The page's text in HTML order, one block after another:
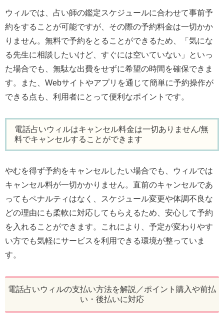
ウィルでは、占い師の鑑定スケジュールに合わせて事前予
約をすることが可能ですが、その際の予約料金は一切かか
りません。無料で予約をとることができるため、「気にな
る先生に相談したいけど、すぐには空いていない」といっ
た場合でも、無駄な出費をせずに希望の時間を確保できま
す。また、Webサイトやアプリを通じて簡単に予約操作が
できる点も、利用者にとって便利なポイントです。
電話占いウィルはキャンセル料金は一切ありません/無
料でキャンセルすることができます
やむを得ず予約をキャンセルしたい場合でも、ウィルでは
キャンセル料が一切かかりません。直前のキャンセルであ
ってもペナルティはなく、スケジュール変更や体調不良な
どの理由にも柔軟に対応してもらえるため、安心して予約
を入れることができます。これにより、予定が変わりやす
い方でも気軽にサービスを利用できる環境が整っていま
す。
電話占いウィルの支払い方法を解説／ポイント購入や前払
い・後払いに対応